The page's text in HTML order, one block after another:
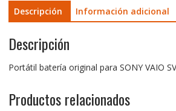
Descripción Información adicional
Descripción
Portátil batería original para SONY VAIO
Productos relacionados